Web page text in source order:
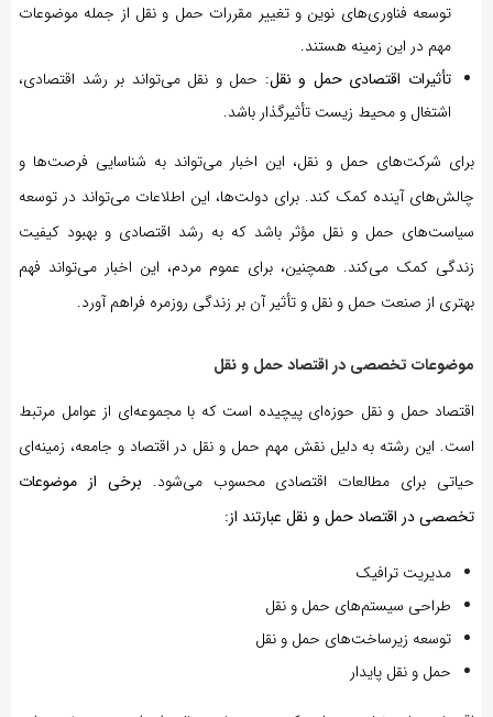
توسعه فناوری‌های نوین و تغییر مقررات حمل و نقل از جمله موضوعات
مهم در این زمینه هستند.
تأثیرات اقتصادی حمل و نقل: حمل و نقل می‌تواند بر رشد اقتصادی،
اشتغال و محیط زیست تأثیرگذار باشد.
برای شرکت‌های حمل و نقل، این اخبار می‌تواند به شناسایی فرصت‌ها و
چالش‌های آینده کمک کند. برای دولت‌ها، این اطلاعات می‌تواند در توسعه
سیاست‌های حمل و نقل مؤثر باشد که به رشد اقتصادی و بهبود کیفیت
زندگی کمک می‌کند. همچنین، برای عموم مردم، این اخبار می‌تواند فهم
بهتری از صنعت حمل و نقل و تأثیر آن بر زندگی روزمره فراهم آورد.
موضوعات تخصصی در اقتصاد حمل و نقل
اقتصاد حمل و نقل حوزه‌ای پیچیده است که با مجموعه‌ای از عوامل مرتبط
است. این رشته به دلیل نقش مهم حمل و نقل در اقتصاد و جامعه، زمینه‌ای
حیاتی برای مطالعات اقتصادی محسوب می‌شود. برخی از موضوعات
تخصصی در اقتصاد حمل و نقل عبارتند از:
مدیریت ترافیک
طراحی سیستم‌های حمل و نقل
توسعه زیرساخت‌های حمل و نقل
حمل و نقل پایدار